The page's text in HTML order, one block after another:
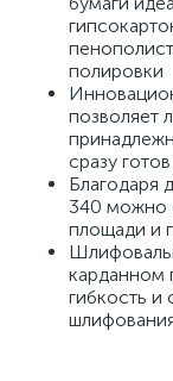
полировки
позволяет
сразу
Благодаря
340 можно
площади и
карданном
гибкость и